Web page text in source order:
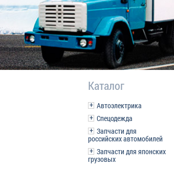
Каталог
Автоэлектрика
Спецодежда
Запчасти для
российских автомобилей
Запчасти для японских
грузовых